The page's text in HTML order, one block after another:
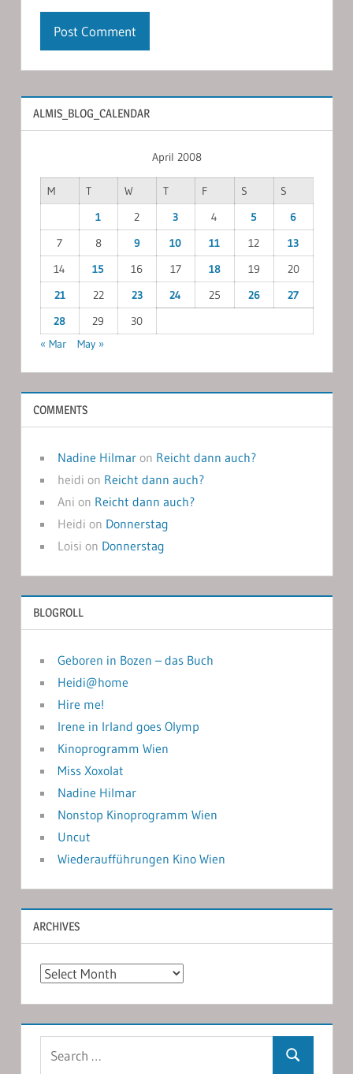
ALMIS_BLOG_CALENDAR
April 2008
M T W T F S
S
1
2 3 4 5
6
7
8 9 10 11 12
13
14
15 16 17 18 19
20
21
22 23 24 25 26
27
28
29
30
« Mar
May »
COMMENTS
Nadine Hilmaron Reicht dann auch?
heidi on Reicht dann auch?
Ani on Reicht dann auch?
Heidi on Donnerstag
Loisi on Donnerstag
BLOGROLL
Geboren in Bozen – das Buch
Heidi@home
Hire me!
Irene in Irland goes Olymp
Kinoprogramm Wien
Miss Xoxolat
Nadine Hilmar
Nonstop Kinoprogramm Wien
Uncut
Wiederaufführungen Kino Wien
ARCHIVES
Archives
Search